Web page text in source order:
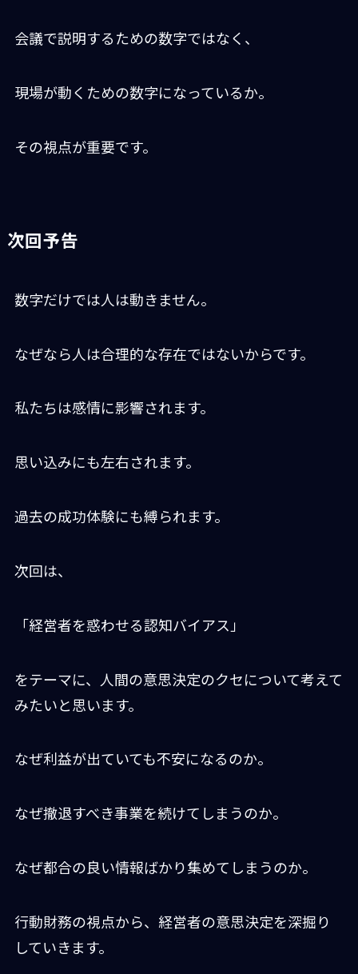
会議で説明するための数字ではなく、
現場が動くための数字になっているか。
その視点が重要です。
次回予告
数字だけでは人は動きません。
なぜなら人は合理的な存在ではないからです。
私たちは感情に影響されます。
思い込みにも左右されます。
過去の成功体験にも縛られます。
次回は、
「経営者を惑わせる認知バイアス」
をテーマに、人間の意思決定のクセについて考えて
みたいと思います。
なぜ利益が出ていても不安になるのか。
なぜ撤退すべき事業を続けてしまうのか。
なぜ都合の良い情報ばかり集めてしまうのか。
行動財務の視点から、経営者の意思決定を深掘り
していきます。